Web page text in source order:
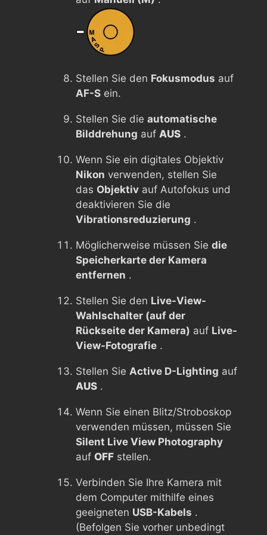
Stellen Sie den Fokusmodus auf
AF-S ein.
Stellen Sie die automatische
Bilddrehung auf AUS .
Wenn Sie ein digitales Objektiv
Nikon verwenden, stellen Sie
das Objektiv auf Autofokus und
deaktivieren Sie die
Vibrationsreduzierung .
Möglicherweise müssen Sie die
Speicherkarte der Kamera
entfernen .
Stellen Sie den Live-View-
Wahlschalter (auf der
Rückseite der Kamera) auf Live-
View-Fotografie .
Stellen Sie Active D-Lighting auf
AUS .
Wenn Sie einen Blitz/Stroboskop
verwenden müssen, müssen Sie
Silent Live View Photography
auf OFF stellen.
Verbinden Sie Ihre Kamera mit
dem Computer mithilfe eines
geeigneten USB-Kabels .
(Befolgen Sie vorher unbedingt